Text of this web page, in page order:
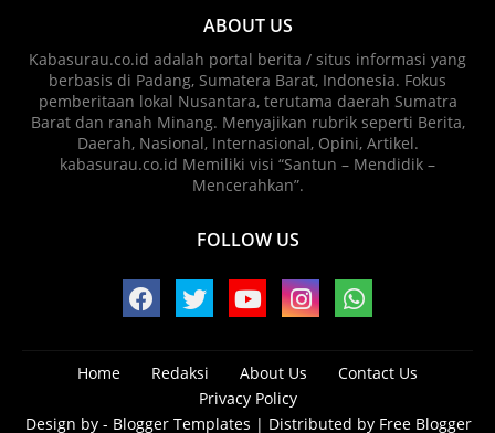
ABOUT US
Kabasurau.co.id adalah portal berita / situs informasi yang
berbasis di Padang, Sumatera Barat, Indonesia. Fokus
pemberitaan lokal Nusantara, terutama daerah Sumatra
Barat dan ranah Minang. Menyajikan rubrik seperti Berita,
Daerah, Nasional, Internasional, Opini, Artikel.
kabasurau.co.id Memiliki visi “Santun – Mendidik –
Mencerahkan”.
FOLLOW US
Home Redaksi About Us
Contact Us
Privacy Policy
Design by - Blogger Templates | Distributed by Free Blogger